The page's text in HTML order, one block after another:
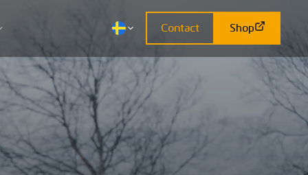
Contact Shop